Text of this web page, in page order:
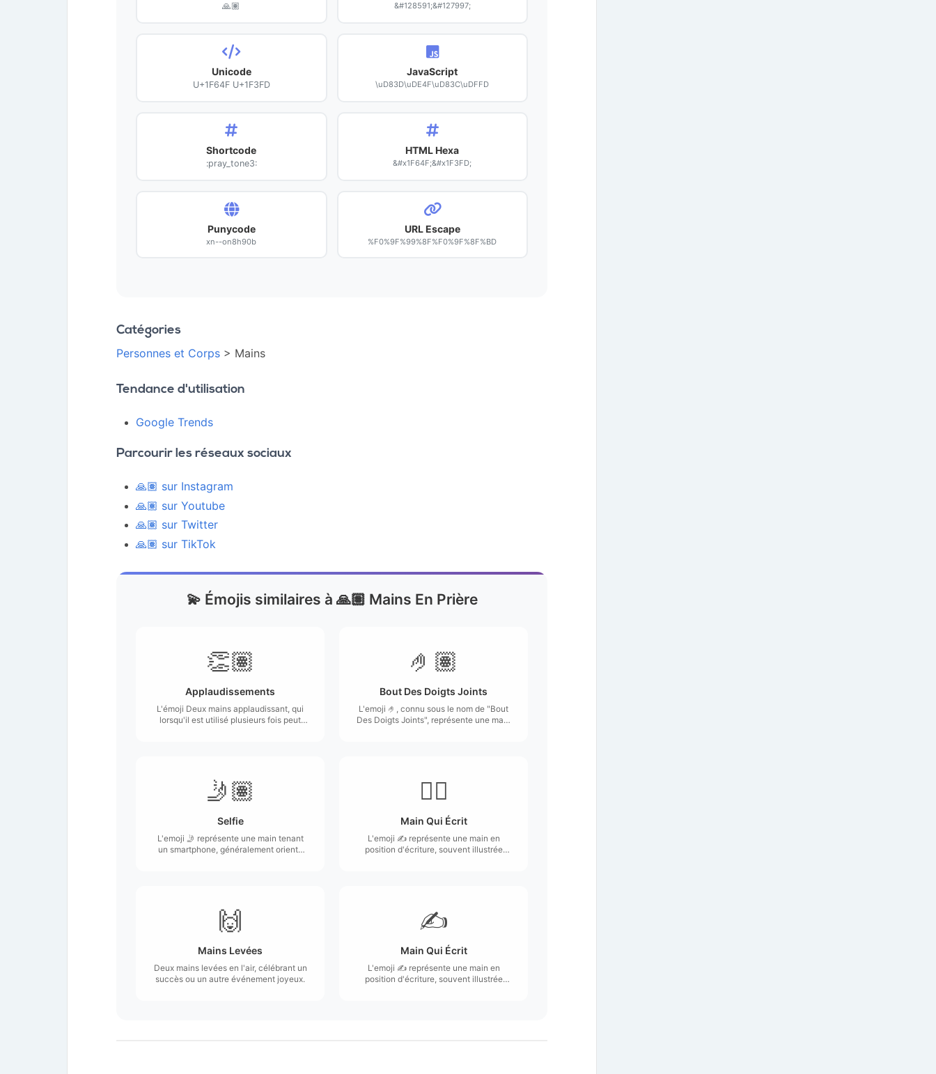
🙏🏽 &#128591;&#127997;
Unicode
U+1F64F U+1F3FD
JavaScript
\uD83D\uDE4F\uD83C\uDFFD
Shortcode
:pray_tone3:
HTML Hexa
&#x1F64F;&#x1F3FD;
Punycode
xn--on8h90b
URL Escape
%F0%9F%99%8F%F0%9F%8F%BD
Catégories
Personnes et Corps > Mains
Tendance d'utilisation
Google Trends
Parcourir les réseaux sociaux
🙏🏽 sur Instagram
🙏🏽 sur Youtube
🙏🏽 sur Twitter
🙏🏽 sur TikTok
💫 Émojis similaires à 🙏🏽 Mains En Prière
👏🏽
Applaudissements
L'émoji Deux mains applaudissant, qui
lorsqu'il est utilisé plusieurs fois peut
🤌🏽
Bout Des Doigts Joints
L'emoji 🤌, connu sous le nom de "Bout
Des Doigts Joints", représente une main
🤳🏽
Selfie
L'emoji 🤳 représente une main tenant
un smartphone, généralement orienté
✍🏽
Main Qui Écrit
L'emoji ✍️ représente une main en
position d'écriture, souvent illustrée
🙌
Mains Levées
Deux mains levées en l'air, célébrant un
succès ou un autre événement joyeux.
✍️
Main Qui Écrit
L'emoji ✍️ représente une main en
position d'écriture, souvent illustrée